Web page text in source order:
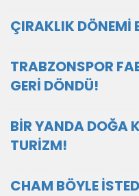
ÇIRAKLIK DÖNEMİ
TRABZONSPOR
GERİ DÖNDÜ!
BİR YANDA DOĞA
TURİZM!
CHAM BÖYLE